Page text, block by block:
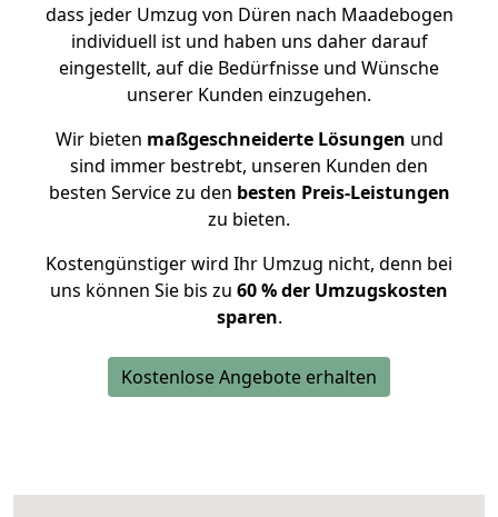
dass jeder Umzug von Düren nach Maadebogen
individuell ist und haben uns daher darauf
eingestellt, auf die Bedürfnisse und Wünsche
unserer Kunden einzugehen.
Wir bieten maßgeschneiderte Lösungen und
sind immer bestrebt, unseren Kunden den
besten Service zu den besten Preis-Leistungen
zu bieten.
Kostengünstiger wird Ihr Umzug nicht, denn bei
uns können Sie bis zu 60 % der Umzugskosten
sparen.
Kostenlose Angebote erhalten